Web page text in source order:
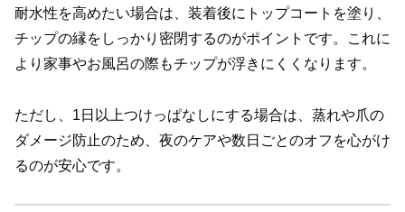
耐水性を高めたい場合は、装着後にトップコートを塗り、
チップの縁をしっかり密閉するのがポイントです。これに
より家事やお風呂の際もチップが浮きにくくなります。
ただし、1日以上つけっぱなしにする場合は、蒸れや爪の
ダメージ防止のため、夜のケアや数日ごとのオフを心がけ
るのが安心です。